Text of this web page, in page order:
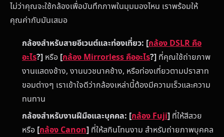
ไม่ว่าคุณจะใช้กล้องเพื่อบันทึกภาพในมุมมองไหน เราพร้อมให้
คุณค่ากับมันเสมอ
กล้องสำหรับสายอีเวนต์และท่องเที่ยว: [กล้อง DSLR คือ
อะไร?] หรือ [กล้อง Mirrorless คืออะไร?] ที่คุณใช้ถ่ายภาพ
งานแสดงช้าง, งานบวชนาคช้าง, หรือท่องเที่ยวตามปราสาท
ขอมต่างๆ เราเข้าใจดีว่ากล้องเหล่านี้ต้องมีความเร็วและความ
ทนทาน
กล้องสำหรับงานฝีมือและบุคคล: [กล้อง Fuji] ที่ให้สีสวย
หรือ [กล้อง Canon] ที่ให้สกินโทนงาม สำหรับถ่ายภาพบุคคล